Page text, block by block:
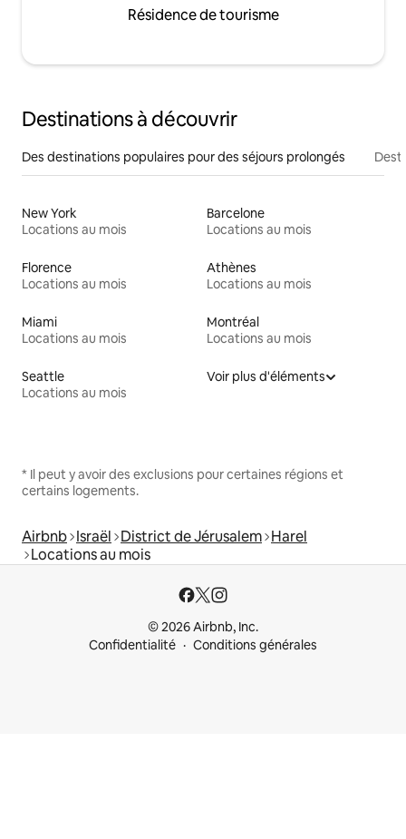
Résidence de tourisme
Destinations à découvrir
Des destinations populaires pour des séjours prolongés
New York
Locations au mois
Barcelone
Locations au mois
Florence
Locations au mois
Athènes
Locations au mois
Miami
Locations au mois
Montréal
Locations au mois
Seattle
Locations au mois
Voir plus d'éléments
* Il peut y avoir des exclusions pour certaines régions et
certains logements.
Airbnb Israël District de Jérusalem Harel
Locations au mois
© 2026 Airbnb, Inc.
Confidentialité
Conditions générales